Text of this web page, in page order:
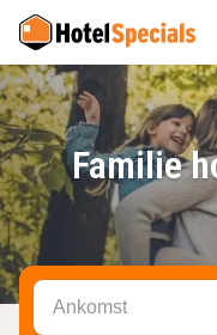
Familie
Ankomst